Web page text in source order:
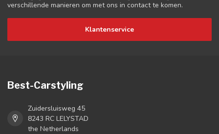
verschillende manieren om met ons in contact te komen.
Klantenservice
Best-Carstyling
Zuidersluisweg 45
8243 RC LELYSTAD
the Netherlands